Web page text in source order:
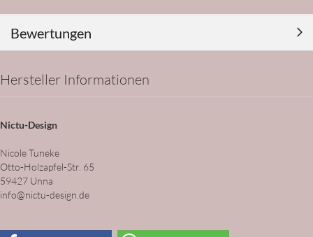
Bewertungen
Hersteller Informationen
Nictu-Design
Nicole Tuneke
Otto-Holzapfel-Str. 65
59427 Unna
info@nictu-design.de